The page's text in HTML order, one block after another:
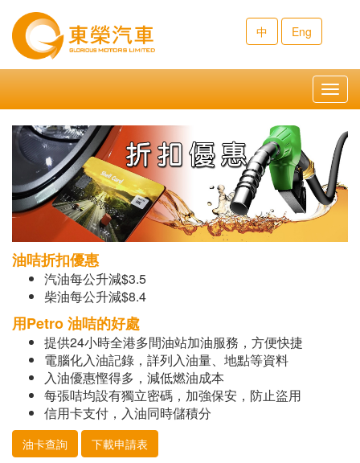
中 Eng
油咭折扣優惠
汽油每公升減$3.5
柴油每公升減$8.4
用Petro 油咭的好處
提供24小時全港多間油站加油服務，方便快捷
電腦化入油記錄，詳列入油量、地點等資料
入油優惠慳得多，減低燃油成本
每張咭均設有獨立密碼，加強保安，防止盜用
信用卡支付，入油同時儲積分
油卡查詢 下載申請表